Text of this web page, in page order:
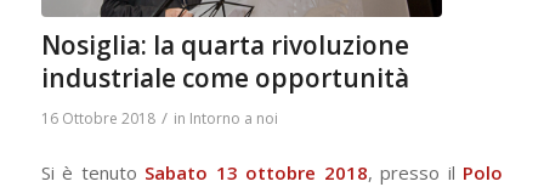
Nosiglia: la quarta rivoluzione
industriale come opportunità
16 Ottobre 2018 / in Intorno a noi
Si è tenuto Sabato 13 ottobre 2018, presso il Polo